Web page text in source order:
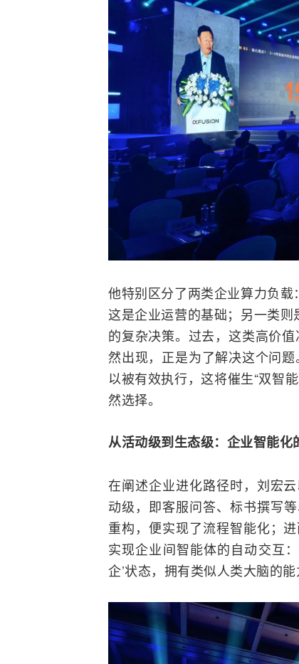
他特别区分了两类企业算力负载
这是企业运营的基础；另一类则
的复杂决策。过去，这类高价
然出现，正是为了解决这个问
以被有效执行，这将催生“双智
然选择。
从活动级到生态级：企业智能化
在阐述企业进化路径时，刘宏
动级，即客服问答、标书撰写
重构，便实现了流程智能化；
实现企业间智能体的自动交互
企’状态，拥有类似人类大脑的